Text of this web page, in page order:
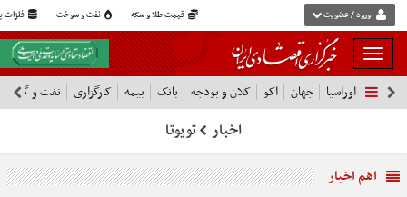
قیمت طلا و سکه نفت و سوخت فلزات ورود / عضویت
بار
و
بسته
نمودن
اوراسیا جهان اکو کلان و بودجه بانک بیمه کارگزاری نفت و گاز
اخبار تویوتا
اهم اخبار